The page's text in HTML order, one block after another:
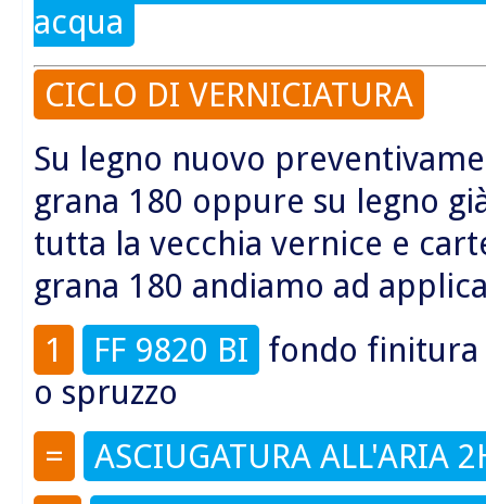
acqua
CICLO DI VERNICIATURA
Su legno nuovo
grana 180 oppure su legno
tutta la vecchia vernice e
grana 180 andiamo ad
1
FF 9820 BI fondo finitura
o spruzzo
=
ASCIUGATURA ALL'ARIA